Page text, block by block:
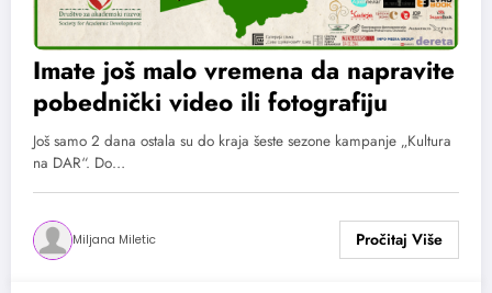
Imate još malo vremena da napravite
pobednički video ili fotografiju
Još samo 2 dana ostala su do kraja šeste sezone kampanje „Kultura
na DAR“. Do…
Miljana Miletic